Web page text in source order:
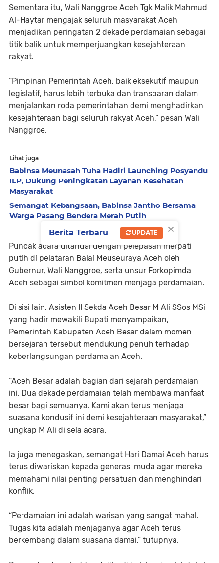
Sementara itu, Wali Nanggroe Aceh Tgk Malik Mahmud
Al-Haytar mengajak seluruh masyarakat Aceh
menjadikan peringatan 2 dekade perdamaian sebagai
titik balik untuk memperjuangkan kesejahteraan
rakyat.
“Pimpinan Pemerintah Aceh, baik eksekutif maupun
legislatif, harus lebih terbuka dan transparan dalam
menjalankan roda pemerintahan demi menghadirkan
kesejahteraan bagi seluruh rakyat Aceh,” pesan Wali
Nanggroe.
Lihat juga
Babinsa Meunasah Tuha Hadiri Launching Posyandu
ILP, Dukung Peningkatan Layanan Kesehatan
Masyarakat
Semangat Kebangsaan, Babinsa Jantho Bersama
Warga Pasang Bendera Merah Putih
Puncak acara ditandai dengan pelepasan merpati
putih di pelataran Balai Meuseuraya Aceh oleh
Gubernur, Wali Nanggroe, serta unsur Forkopimda
Aceh sebagai simbol komitmen menjaga perdamaian.
Di sisi lain, Asisten II Sekda Aceh Besar M Ali SSos MSi
yang hadir mewakili Bupati menyampaikan,
Pemerintah Kabupaten Aceh Besar dalam momen
bersejarah tersebut mendukung penuh terhadap
keberlangsungan perdamaian Aceh.
“Aceh Besar adalah bagian dari sejarah perdamaian
ini. Dua dekade perdamaian telah membawa manfaat
besar bagi semuanya. Kami akan terus menjaga
suasana kondusif ini demi kesejahteraan masyarakat,”
ungkap M Ali di sela acara.
Ia juga menegaskan, semangat Hari Damai Aceh harus
terus diwariskan kepada generasi muda agar mereka
memahami nilai penting persatuan dan menghindari
konflik.
“Perdamaian ini adalah warisan yang sangat mahal.
Tugas kita adalah menjaganya agar Aceh terus
berkembang dalam suasana damai,” tutupnya.
×
Berita Terbaru UPDATE